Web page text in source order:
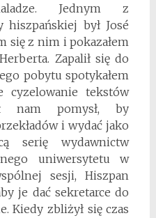
Jednym z
hiszpańskiej był José
się z nim i pokazałem
Zapalił się do
pobytu spotykałem
tekstów
nam pomysł, by
i wydać jako
serię wydawnictw
uniwersytetu w
sesji, Hiszpan
je dać sekretarce do
Kiedy zbliżył się czas